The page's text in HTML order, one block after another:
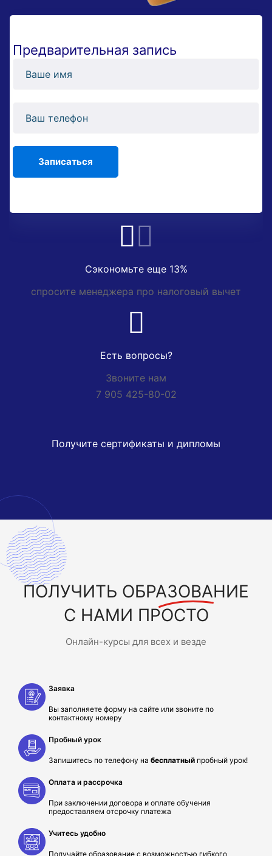
Предварительная запись
Сэкономьте еще 13%
спросите менеджера про налоговый вычет
Есть вопросы?
Звоните нам
7 905 425-80-02
Получите сертификаты и дипломы
ПОЛУЧИТЬ ОБРАЗОВАНИЕ
С НАМИ ПРОСТО
Онлайн-курсы для всех и везде
Заявка
Вы заполняете форму на сайте или звоните по
контактному номеру
Пробный урок
Запишитесь по телефону на бесплатный пробный урок!
Оплата и рассрочка
При заключении договора и оплате обучения
предоставляем отсрочку платежа
Учитесь удобно
Получайте образование с возможностью гибкого